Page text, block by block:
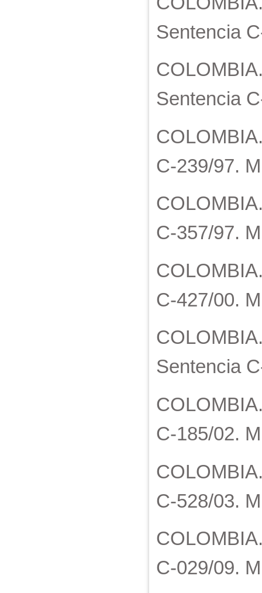
Sentencia
Sentencia
C-239/97.
C-357/97.
C-427/00.
Sentencia
C-185/02.
C-528/03.
C-029/09.